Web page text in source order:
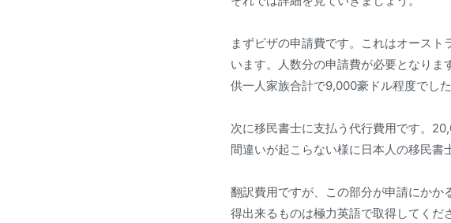
まずビザの申請費です。これはオース
います。人数分の申請費が必要となり
供一人家族合計で9,000豪ドル程度でした
次に移民書士に支払う代行費用です。
間違いが起こらない様に日本人の移民書
翻訳費用ですが、この部分が申請にかか
得出来るものは極力英語で取得してく